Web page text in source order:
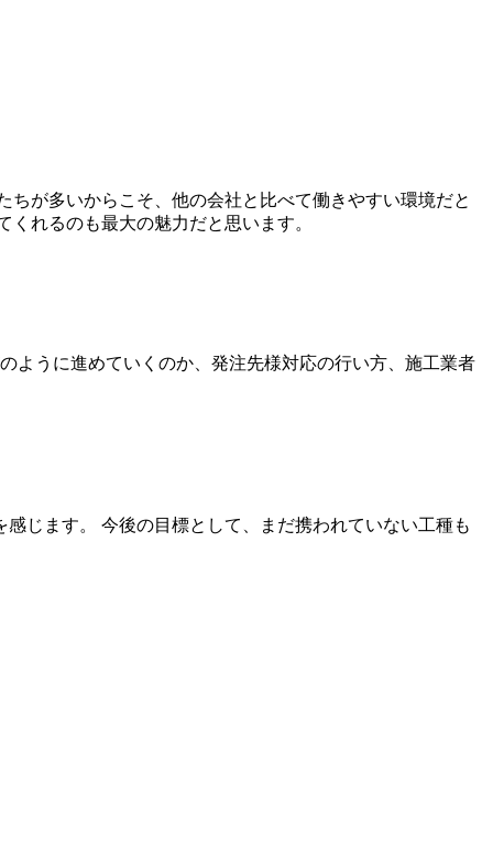
が多いからこそ、他の会社と比べて働きやすい環境だと
れるのも最大の魅力だと思います。
ように進めていくのか、発注先様対応の行い方、施工業者
じます。 今後の目標として、まだ携われていない工種も